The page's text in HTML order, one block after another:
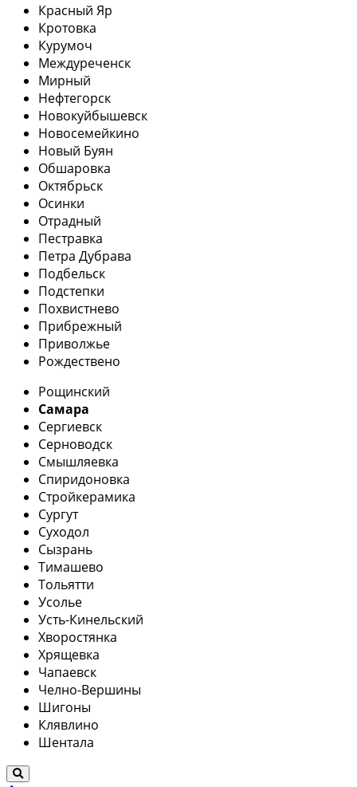
Красный Яр
Кротовка
Курумоч
Междуреченск
Мирный
Нефтегорск
Новокуйбышевск
Новосемейкино
Новый Буян
Обшаровка
Октябрьск
Осинки
Отрадный
Пестравка
Петра Дубрава
Подбельск
Подстепки
Похвистнево
Прибрежный
Приволжье
Рождествено
Рощинский
Самара
Сергиевск
Серноводск
Смышляевка
Спиридоновка
Стройкерамика
Сургут
Суходол
Сызрань
Тимашево
Тольятти
Усолье
Усть-Кинельский
Хворостянка
Хрящевка
Чапаевск
Челно-Вершины
Шигоны
Клявлино
Шентала